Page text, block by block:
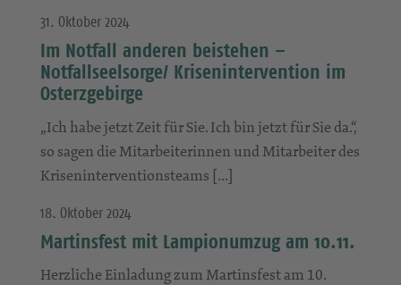
31. Oktober 2024
Im Notfall anderen beistehen –
Notfallseelsorge/ Krisenintervention im
Osterzgebirge
„Ich habe jetzt Zeit für Sie. Ich bin jetzt für Sie da.“,
so sagen die Mitarbeiterinnen und Mitarbeiter des
Kriseninterventionsteams […]
18. Oktober 2024
Martinsfest mit Lampionumzug am 10.11.
Herzliche Einladung zum Martinsfest am 10.